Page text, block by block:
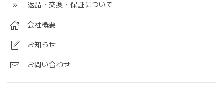
返品・交換・保証について
会社概要
お知らせ
お問い合わせ